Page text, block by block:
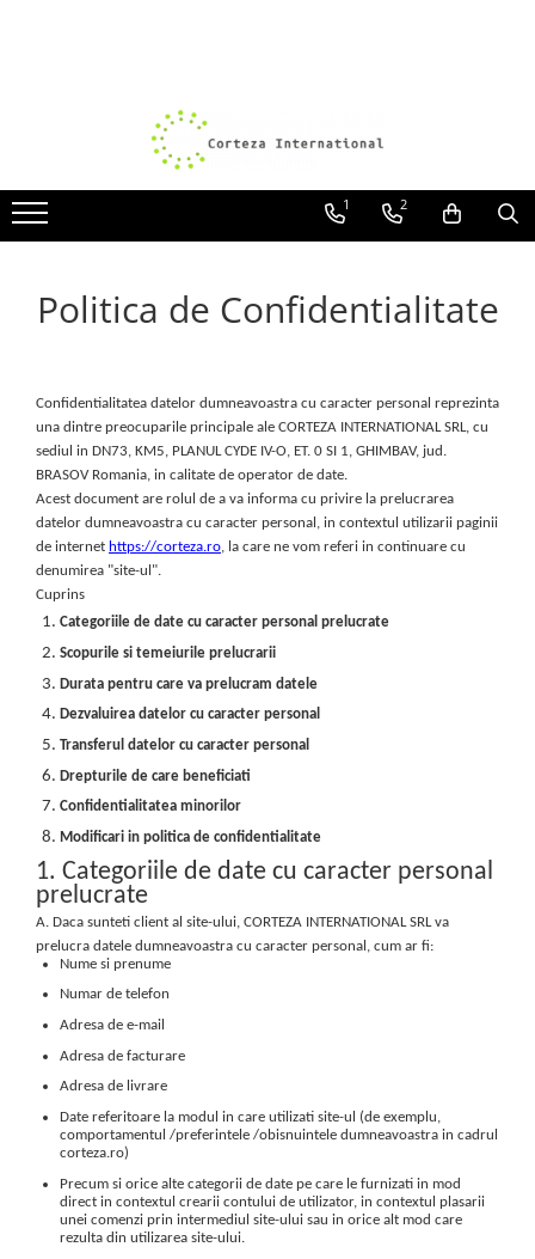
Covoare Moderne
Covoare Antiderapante si lavabile
Covoare Living
Covoare Bucatarie
Covoare Clasice
Traverse antiderapante
1 2
Politica de Confidentialitate
Confidentialitatea datelor dumneavoastra cu caracter personal reprezinta
una dintre preocuparile principale ale CORTEZA INTERNATIONAL SRL, cu
sediul in DN73, KM5, PLANUL CYDE IV-O, ET. 0 SI 1, GHIMBAV, jud.
BRASOV Romania, in calitate de operator de date.
Acest document are rolul de a va informa cu privire la prelucrarea
datelor dumneavoastra cu caracter personal, in contextul utilizarii paginii
de internet https://corteza.ro, la care ne vom referi in continuare cu
denumirea "site-ul".
Cuprins
Categoriile de date cu caracter personal prelucrate
Scopurile si temeiurile prelucrarii
Durata pentru care va prelucram datele
Dezvaluirea datelor cu caracter personal
Transferul datelor cu caracter personal
Drepturile de care beneficiati
Confidentialitatea minorilor
Modificari in politica de confidentialitate
1. Categoriile de date cu caracter personal
prelucrate
A. Daca sunteti client al site-ului, CORTEZA INTERNATIONAL SRL va
prelucra datele dumneavoastra cu caracter personal, cum ar fi:
Nume si prenume
Numar de telefon
Adresa de e-mail
Adresa de facturare
Adresa de livrare
Date referitoare la modul in care utilizati site-ul (de exemplu,
comportamentul /preferintele /obisnuintele dumneavoastra in cadrul
corteza.ro)
Precum si orice alte categorii de date pe care le furnizati in mod
direct in contextul crearii contului de utilizator, in contextul plasarii
unei comenzi prin intermediul site-ului sau in orice alt mod care
rezulta din utilizarea site-ului.